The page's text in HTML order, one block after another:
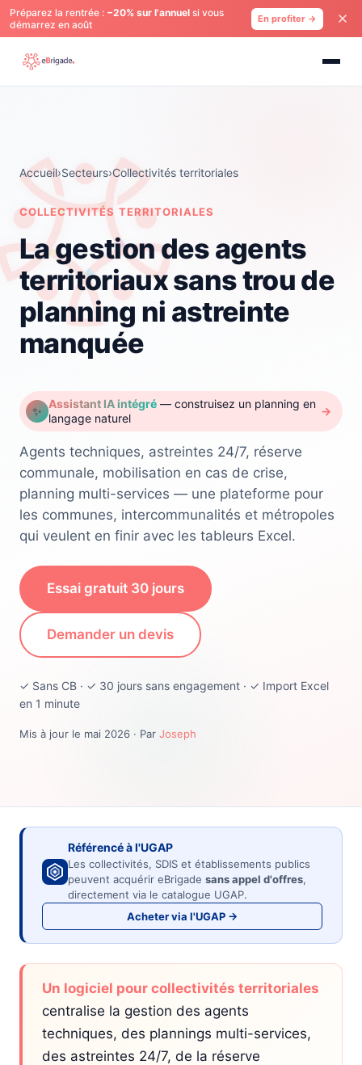
Préparez la rentrée : −20% sur l'annuel si vous
démarrez en août
En profiter →
Accueil›Secteurs›Collectivités territoriales
COLLECTIVITÉS TERRITORIALES
La gestion des agents
territoriaux sans trou de
planning ni astreinte
manquée
✨
Assistant IA intégré — construisez un planning en
langage naturel
→
Agents techniques, astreintes 24/7, réserve
communale, mobilisation en cas de crise,
planning multi-services — une plateforme pour
les communes, intercommunalités et métropoles
qui veulent en finir avec les tableurs Excel.
Essai gratuit 30 jours
Demander un devis
✓ Sans CB · ✓ 30 jours sans engagement · ✓ Import Excel
en 1 minute
Mis à jour le mai 2026 · Par Joseph
Référencé à l'UGAP
Les collectivités, SDIS et établissements publics
peuvent acquérir eBrigade sans appel d'offres,
directement via le catalogue UGAP.
Acheter via l'UGAP →
Un logiciel pour collectivités territoriales
centralise la gestion des agents
techniques, des plannings multi-services,
des astreintes 24/7, de la réserve